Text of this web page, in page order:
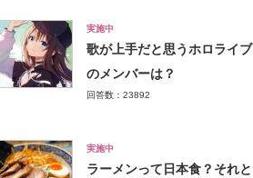
実施中
歌が上手だと思うホロライブ
のメンバーは？
回答数：23892
実施中
ラーメンって日本食？それと